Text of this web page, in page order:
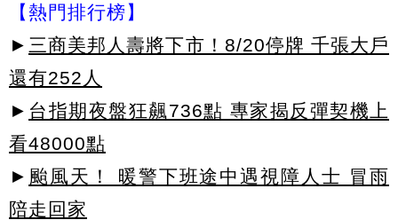
【熱門排行榜】
► 三商美邦人壽將下市！8/20停牌 千張大戶
還有252人
► 台指期夜盤狂飆736點 專家揭反彈契機上
看48000點
► 颱風天！ 暖警下班途中遇視障人士 冒雨
陪走回家